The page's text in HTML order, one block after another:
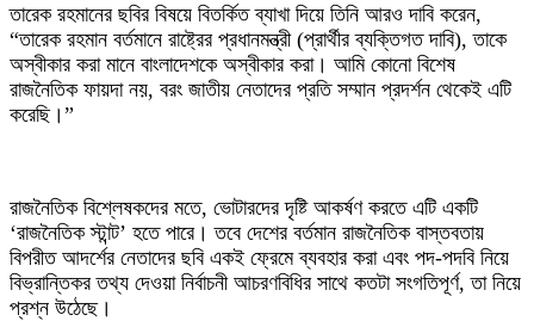
‎তারেক রহমানের ছবির বিষয়ে বিতর্কিত ব্যাখা দিয়ে তিনি আরও দাবি করেন,
“তারেক রহমান বর্তমানে রাষ্ট্রের প্রধানমন্ত্রী (প্রার্থীর ব্যক্তিগত দাবি), তাকে
অস্বীকার করা মানে বাংলাদেশকে অস্বীকার করা। আমি কোনো বিশেষ
রাজনৈতিক ফায়দা নয়, বরং জাতীয় নেতাদের প্রতি সম্মান প্রদর্শন থেকেই এটি
করেছি।”
‎রাজনৈতিক বিশ্লেষকদের মতে, ভোটারদের দৃষ্টি আকর্ষণ করতে এটি একটি
‘রাজনৈতিক স্টান্ট’ হতে পারে। তবে দেশের বর্তমান রাজনৈতিক বাস্তবতায়
বিপরীত আদর্শের নেতাদের ছবি একই ফ্রেমে ব্যবহার করা এবং পদ-পদবি নিয়ে
বিভ্রান্তিকর তথ্য দেওয়া নির্বাচনী আচরণবিধির সাথে কতটা সংগতিপূর্ণ, তা নিয়ে
প্রশ্ন উঠেছে।